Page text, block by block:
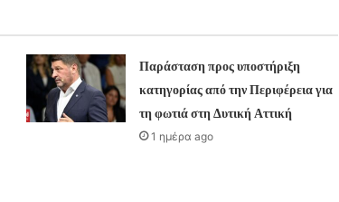
Παράσταση προς υποστήριξη
κατηγορίας από την Περιφέρεια για
τη φωτιά στη Δυτική Αττική
1 ημέρα ago